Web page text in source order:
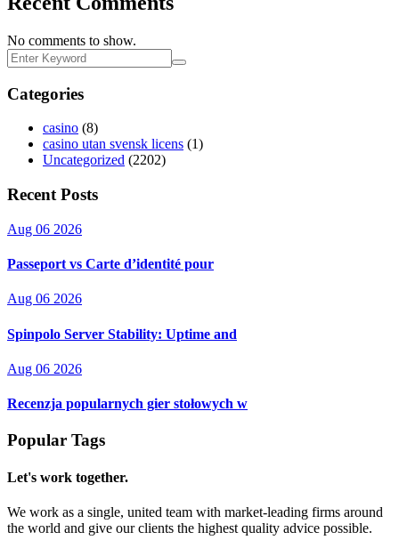
No comments to show.
Categories
casino (8)
casino utan svensk licens (1)
Uncategorized (2202)
Recent Posts
Aug 06 2026
Passeport vs Carte d’identité pour
Aug 06 2026
Spinpolo Server Stability: Uptime and
Aug 06 2026
Recenzja popularnych gier stołowych w
Popular Tags
Let's work together.
We work as a single, united team with market-leading firms around
the world and give our clients the highest quality advice possible.